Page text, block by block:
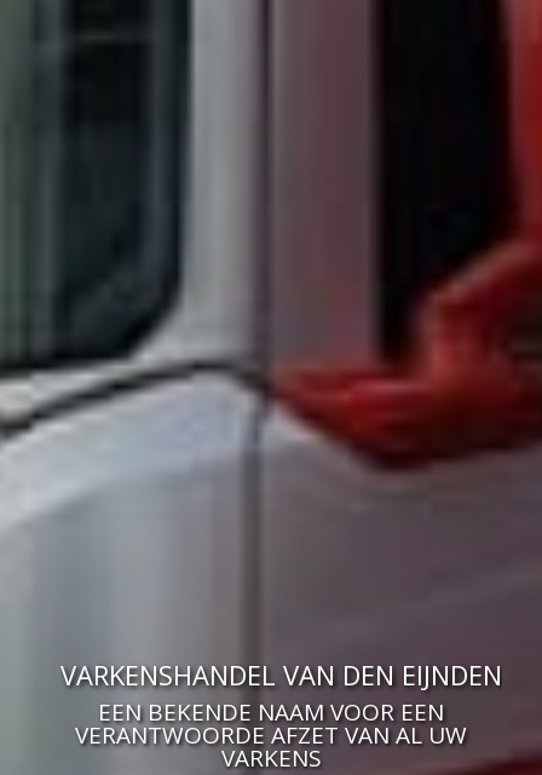
VARKENSHANDEL VAN DEN EIJNDEN
EEN BEKENDE NAAM VOOR EEN
VERANTWOORDE AFZET VAN AL UW
VARKENS